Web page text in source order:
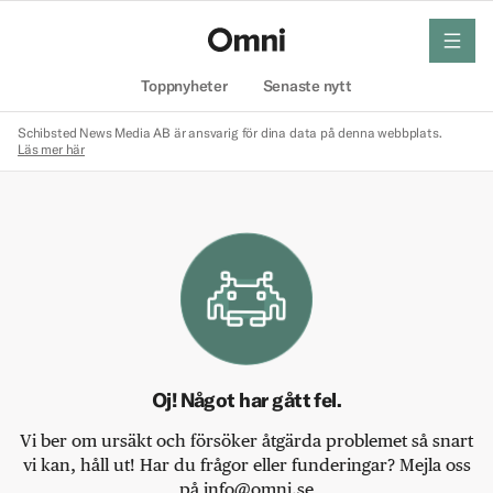
Toppnyheter Senaste nytt
meny
Schibsted News Media AB är ansvarig för dina data på denna webbplats.
Läs mer här
Oj! Något har gått fel.
Vi ber om ursäkt och försöker åtgärda problemet så snart
vi kan, håll ut! Har du frågor eller funderingar? Mejla oss